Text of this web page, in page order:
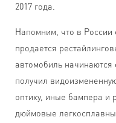
2017 года.
Напомним, что в России
продается
автомобиль начинаются
получил
оптику, иные бампера и
дюймовые